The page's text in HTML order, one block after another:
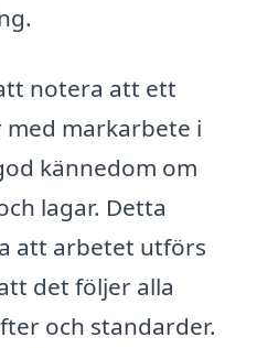
notera att ett
markarbete i
kännedom om
lagar. Detta
att arbetet utförs
det följer alla
och standarder.